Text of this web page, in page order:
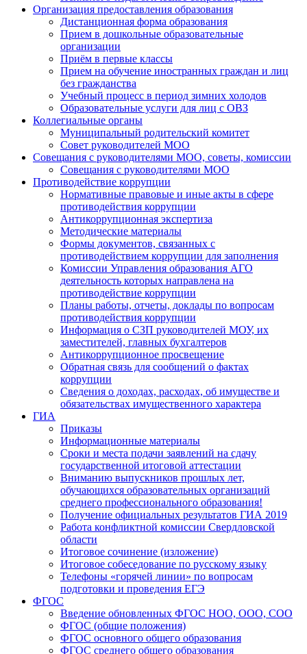
Организация предоставления образования
Дистанционная форма образования
Прием в дошкольные образовательные
организации
Приём в первые классы
Прием на обучение иностранных граждан и лиц
без гражданства
Учебный процесс в период зимних холодов
Образовательные услуги для лиц с ОВЗ
Коллегиальные органы
Муниципальный родительский комитет
Совет руководителей МОО
Совещания с руководителями МОО, советы, комиссии
Совещания с руководителями МОО
Противодействие коррупции
Нормативные правовые и иные акты в сфере
противодействия коррупции
Антикоррупционная экспертиза
Методические материалы
Формы документов, связанных с
противодействием коррупции для заполнения
Комиссии Управления образования АГО
деятельность которых направлена на
противодействие коррупции
Планы работы, отчеты, доклады по вопросам
противодействия коррупции
Информация о СЗП руководителей МОУ, их
заместителей, главных бухгалтеров
Антикоррупционное просвещение
Обратная связь для сообщений о фактах
коррупции
Сведения о доходах, расходах, об имуществе и
обязательствах имущественного характера
ГИА
Приказы
Информационные материалы
Сроки и места подачи заявлений на сдачу
государственной итоговой аттестации
Вниманию выпускников прошлых лет,
обучающихся образовательных организаций
среднего профессионального образования!
Получение официальных результатов ГИА 2019
Работа конфликтной комиссии Свердловской
области
Итоговое сочинение (изложение)
Итоговое собеседование по русскому языку
Телефоны «горячей линии» по вопросам
подготовки и проведения ЕГЭ
ФГОС
Введение обновленных ФГОС НОО, ООО, СОО
ФГОС (общие положения)
ФГОС основного общего образования
ФГОС среднего общего образования